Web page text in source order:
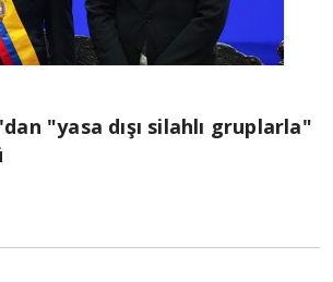
"yasa dışı silahlı gruplarla"